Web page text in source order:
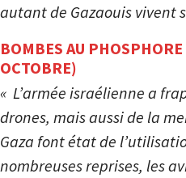
autant de Gazaouis vivent
BOMBES AU PHOSPHORE
OCTOBRE)
« L’armée israélienne a
drones, mais aussi de la
Gaza font état de
nombreuses reprises, les